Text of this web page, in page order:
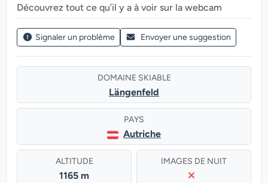
Découvrez tout ce qu’il y a à voir sur la webcam
Signaler un problème Envoyer une suggestion
DOMAINE SKIABLE
Längenfeld
PAYS
Autriche
ALTITUDE
1165 m
IMAGES DE NUIT